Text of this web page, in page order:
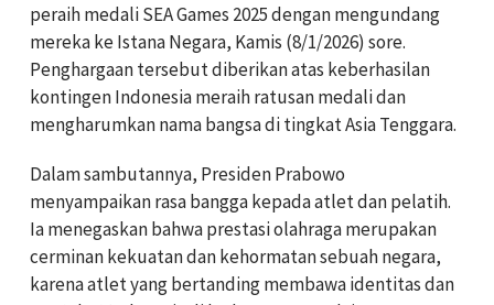
peraih medali SEA Games 2025 dengan mengundang
mereka ke Istana Negara, Kamis (8/1/2026) sore.
Penghargaan tersebut diberikan atas keberhasilan
kontingen Indonesia meraih ratusan medali dan
mengharumkan nama bangsa di tingkat Asia Tenggara.
Dalam sambutannya, Presiden Prabowo
menyampaikan rasa bangga kepada atlet dan pelatih.
Ia menegaskan bahwa prestasi olahraga merupakan
cerminan kekuatan dan kehormatan sebuah negara,
karena atlet yang bertanding membawa identitas dan